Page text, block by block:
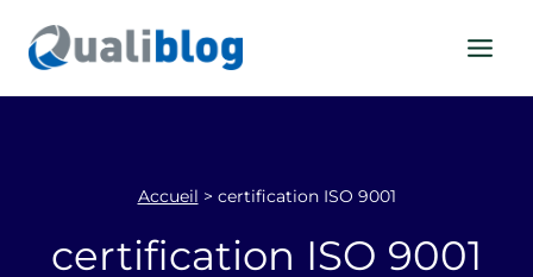
contenu
Accueil > certification ISO 9001
certification ISO 9001